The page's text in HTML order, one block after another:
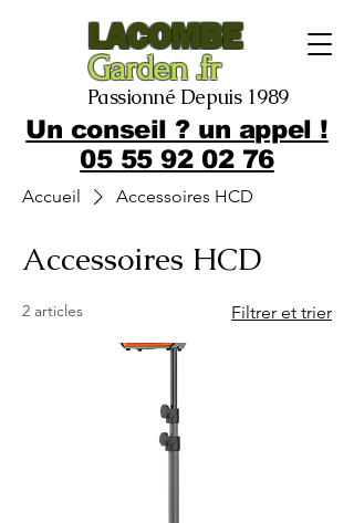
LACOMBE
Garden .fr
Passionné Depuis 1989
Un conseil ? un appel !
05 55 92 02 76
Accueil Accessoires HCD
Accessoires HCD
2 articles Filtrer et trier